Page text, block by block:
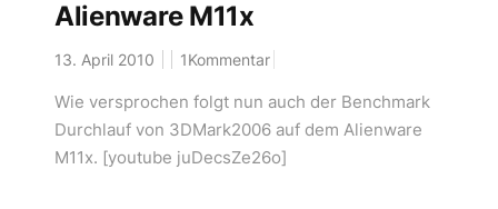
Alienware M11x
13. April 2010 1Kommentar
Wie versprochen folgt nun auch der Benchmark
Durchlauf von 3DMark2006 auf dem Alienware
M11x. [youtube juDecsZe26o]